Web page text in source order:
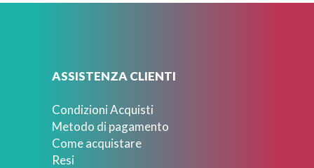
ASSISTENZA CLIENTI
Condizioni Acquisti
Metodo di pagamento
Come acquistare
Resi